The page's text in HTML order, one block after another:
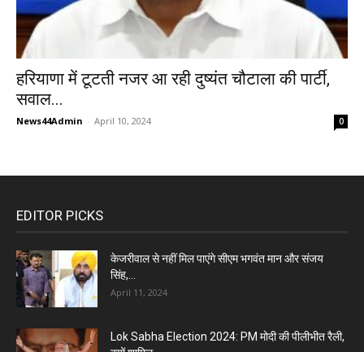
हरियाणा में टूटती नजर आ रही दुष्यंत चौटाला की पार्टी,
सवाल...
News44Admin - April 10, 2024 0
EDITOR PICKS
केजरीवाल से नहीं मिल पाएंगे सीएम भगवंत मान और संजय
सिंह,...
April 11, 2024
Lok Sabha Election 2024: PM मोदी की पीलीभीत रैली,